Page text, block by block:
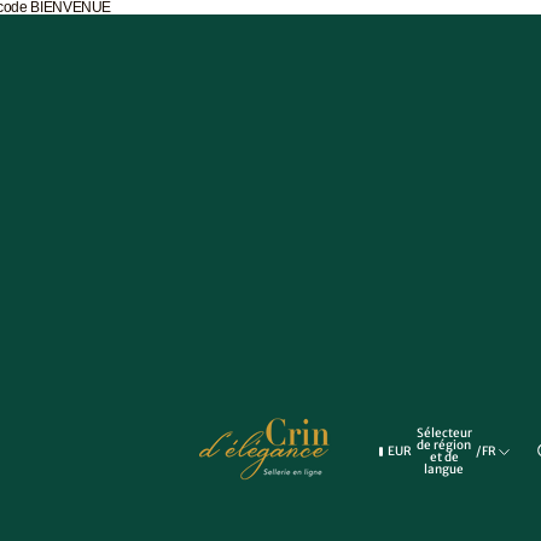
BIENVENUE
EUR
Sélecteur
de région
et de
langue
/FR